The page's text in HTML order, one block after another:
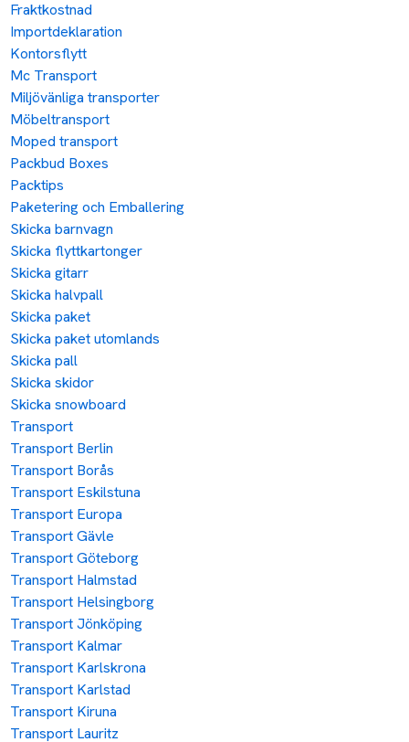
Fraktkostnad
Importdeklaration
Kontorsflytt
Mc Transport
Miljövänliga transporter
Möbeltransport
Moped transport
Packbud Boxes
Packtips
Paketering och Emballering
Skicka barnvagn
Skicka flyttkartonger
Skicka gitarr
Skicka halvpall
Skicka paket
Skicka paket utomlands
Skicka pall
Skicka skidor
Skicka snowboard
Transport
Transport Berlin
Transport Borås
Transport Eskilstuna
Transport Europa
Transport Gävle
Transport Göteborg
Transport Halmstad
Transport Helsingborg
Transport Jönköping
Transport Kalmar
Transport Karlskrona
Transport Karlstad
Transport Kiruna
Transport Lauritz